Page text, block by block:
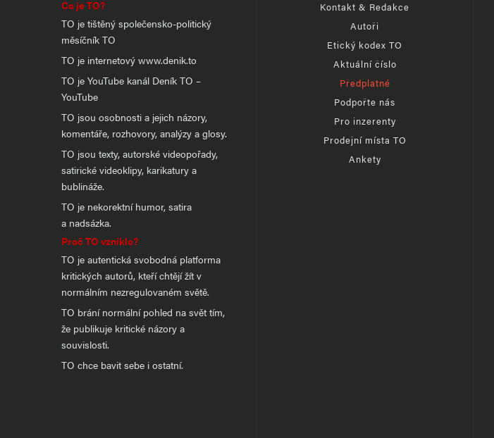
Co je TO?
TO je tištěný společensko-politický
měsíčník TO
TO je internetový www.denik.to
TO je YouTube kanál Deník TO –
YouTube
TO jsou osobnosti a jejich názory,
komentáře, rozhovory, analýzy a glosy.
TO jsou texty, autorské videopořady,
satirické videoklipy, karikatury a
bublináže.
TO je nekorektní humor, satira
a nadsázka.
Proč TO vzniklo?
TO je autentická svobodná platforma
kritických autorů, kteří chtějí žít v
normálním nezregulovaném světě.
TO brání normální pohled na svět tím,
že publikuje kritické názory a
souvislosti.
TO chce bavit sebe i ostatní.
Kontakt & Redakce
Autoři
Etický kodex TO
Aktuální číslo
Předplatné
Podpořte nás
Pro inzerenty
Prodejní místa TO
Ankety